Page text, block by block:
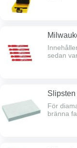
sedan
Slipsten
För
bränna